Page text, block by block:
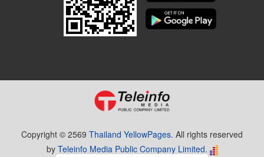
Copyright © 2569 Thailand YellowPages. All rights reserved
by Teleinfo Media Public Company Limited.